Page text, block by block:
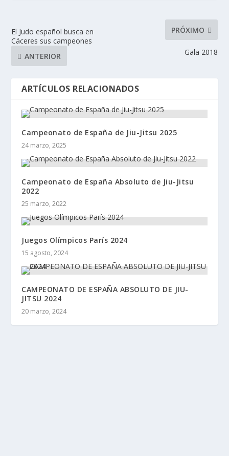
El Judo español busca en
Cáceres sus campeones
ANTERIOR
PRÓXIMO
Gala 2018
ARTÍCULOS RELACIONADOS
Campeonato de España de Jiu-Jitsu 2025
24 marzo, 2025
Campeonato de España Absoluto de Jiu-Jitsu
2022
25 marzo, 2022
Juegos Olímpicos París 2024
15 agosto, 2024
CAMPEONATO DE ESPAÑA ABSOLUTO DE JIU-
JITSU 2024
20 marzo, 2024